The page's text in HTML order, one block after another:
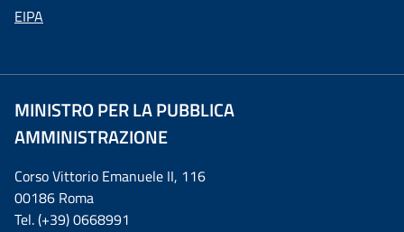
EIPA
MINISTRO PER LA PUBBLICA
AMMINISTRAZIONE
Corso Vittorio Emanuele II, 116
00186 Roma
Tel. (+39) 0668991